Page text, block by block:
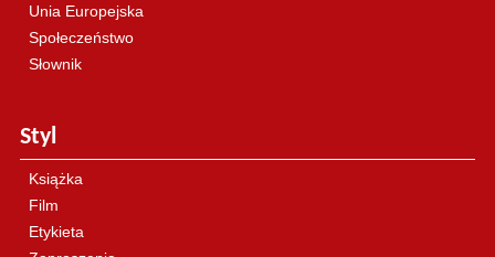
Unia Europejska
Społeczeństwo
Słownik
Styl
Książka
Film
Etykieta